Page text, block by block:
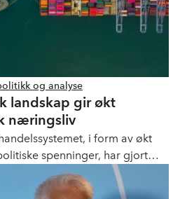
og analyse
landskap gir økt
næringsliv
i form av økt
spenninger, har gjort
mer uforutsigbare.